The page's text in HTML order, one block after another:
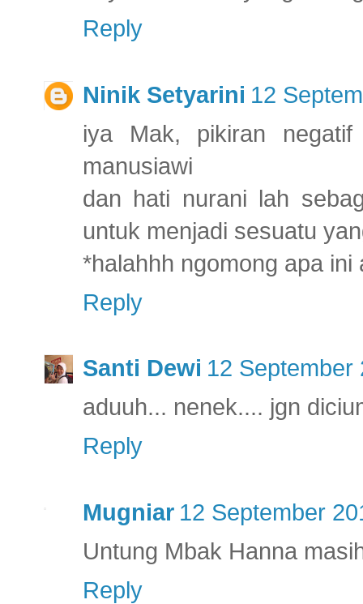
Reply
Ninik Setyarini 12
iya Mak, pikiran
manusiawi
dan hati nurani lah
untuk menjadi sesuatu
*halahhh ngomong apa ini
Reply
Santi Dewi 12 September
aduuh... nenek.... jgn
Reply
Mugniar 12 September
Untung Mbak Hanna
Reply